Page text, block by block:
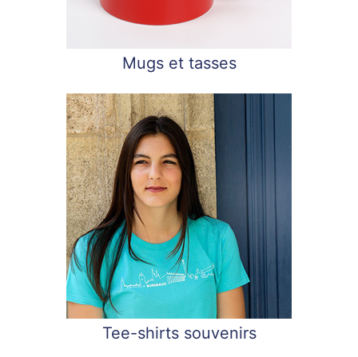
Mugs et tasses
Tee-shirts souvenirs